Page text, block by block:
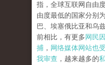
指，全球互联网自由
由度最低的国家分别
巴、埃塞俄比亚和乌
前相比，有更多网民
捕 ， 网络媒体网站也
我审查 ，越来越多的